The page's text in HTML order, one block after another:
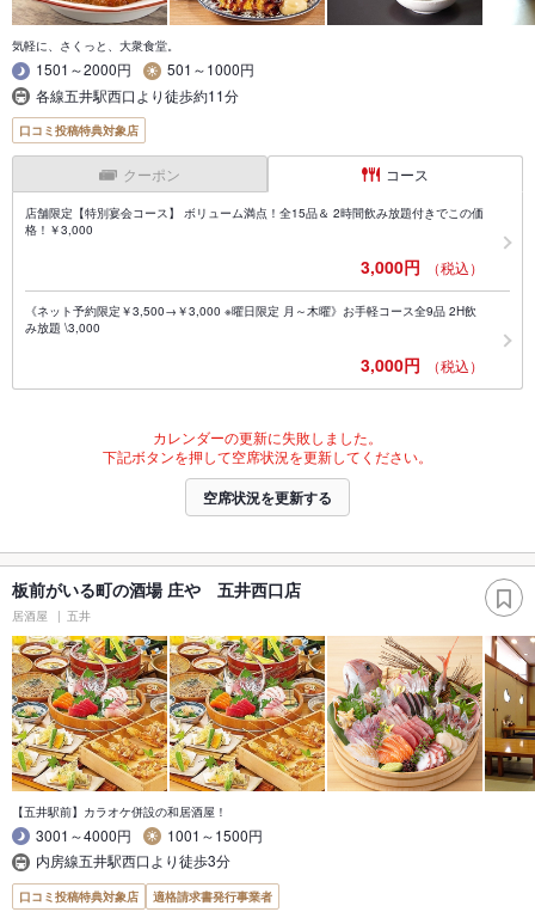
気軽に、さくっと、大衆食堂。
1501～2000円
501～1000円
各線五井駅西口より徒歩約11分
口コミ投稿特典対象店
クーポン コース
店舗限定【特別宴会コース】 ボリューム満点！全15品＆ 2時間飲み放題付きでこの価
格！￥3,000
3,000円 （税込）
《ネット予約限定￥3,500→￥3,000 ※曜日限定 月～木曜》お手軽コース全9品 2H飲
み放題 \3,000
3,000円 （税込）
カレンダーの更新に失敗しました。
下記ボタンを押して空席状況を更新してください。
空席状況を更新する
板前がいる町の酒場 庄や 五井西口店
居酒屋 五井
【五井駅前】カラオケ併設の和居酒屋！
3001～4000円
1001～1500円
内房線五井駅西口より徒歩3分
口コミ投稿特典対象店 適格請求書発行事業者